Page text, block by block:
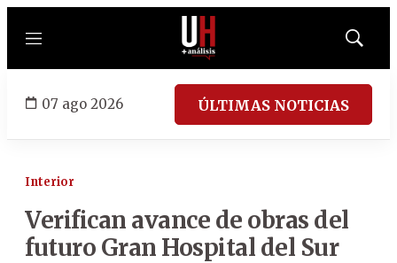
Menú
Mostrar
07 ago 2026 ÚLTIMAS NOTICIAS
Interior
Verifican avance de obras del
futuro Gran Hospital del Sur